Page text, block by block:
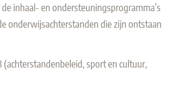
inhaal- en ondersteuningsprogramma’s
onderwijsachterstanden die zijn ontstaan
sport en cultuur,